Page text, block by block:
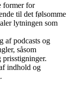
former for
til det følsomme
lytningen som
af podcasts og
såsom
indhold og